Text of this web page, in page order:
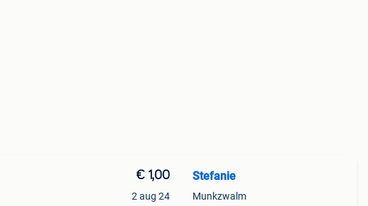
€ 1,00
2 aug 24
Stefanie
Munkzwalm